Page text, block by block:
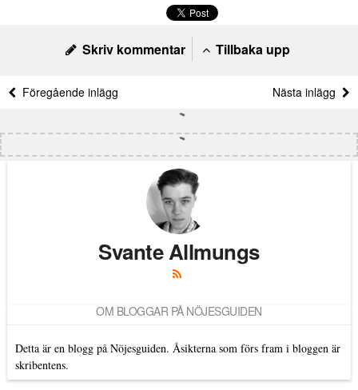
Skriv kommentar Tillbaka upp
Föregående inlägg Nästa inlägg
Svante Allmungs
OM BLOGGAR PÅ NÖJESGUIDEN
Detta är en blogg på Nöjesguiden. Åsikterna som förs fram i bloggen är
skribentens.